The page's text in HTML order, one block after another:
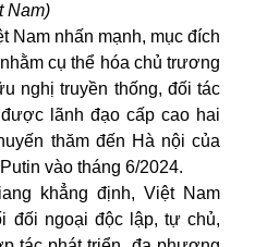
Nam)
Nam nhấn mạnh, mục đích
cụ thể hóa chủ trương
nghị truyền thống, đối tác
lãnh đạo cấp cao hai
thăm đến Hà nội của
vào tháng 6/2024.
khẳng định, Việt Nam
đối ngoại độc lập, tự chủ,